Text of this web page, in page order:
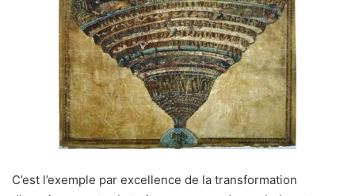
C’est l’exemple par excellence de la transformation